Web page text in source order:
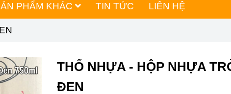
PHẨM KHÁC TIN TỨC LIÊN HỆ
THỐ NHỰA - HỘP NHỰA
ĐEN